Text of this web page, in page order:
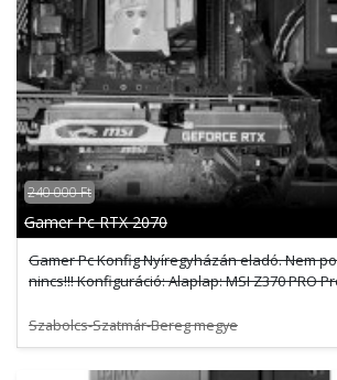
240 000 Ft
Gamer Pc RTX 2070
Gamer Pc Konfig Nyíregyházán eladó. Nem
nincs!!! Konfiguráció: Alaplap: MSI Z370 PRO
Szabolcs-Szatmár-Bereg megye